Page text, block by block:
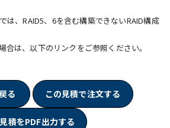
は、RAID5、6を含む構築できないRAID構成
合は、以下のリンクをご参照ください。
る この見積で注文する
見積をPDF出力する